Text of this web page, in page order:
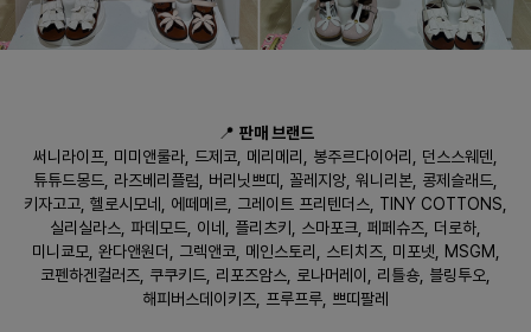
📍 판매 브랜드
써니라이프, 미미앤룰라, 드제코, 메리메리, 봉주르다이어리, 던스스웨덴,
튜튜드몽드, 라즈베리플럼, 버리닛쁘띠, 꼴레지앙, 워니리본, 콩제슬래드,
키자고고, 헬로시모네, 에떼메르, 그레이트 프리텐더스, TINY COTTONS,
실리실라스, 파데모드, 이네, 플리츠키, 스마포크, 페페슈즈, 더로하,
미니쿄모, 완다앤원더, 그렉앤코, 메인스토리, 스티치즈, 미포넷, MSGM,
코펜하겐컬러즈, 쿠쿠키드, 리포즈암스, 로나머레이, 리틀숑, 블링투오,
해피버스데이키즈, 프루프루, 쁘띠팔레